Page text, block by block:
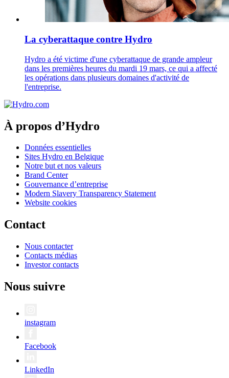
La cyberattaque contre Hydro
Hydro a été victime d'une cyberattaque de grande ampleur
dans les premières heures du mardi 19 mars, ce qui a affecté
les opérations dans plusieurs domaines d'activité de
l'entreprise.
À propos d’Hydro
Données essentielles
Sites Hydro en Belgique
Notre but et nos valeurs
Brand Center
Gouvernance d’entreprise
Modern Slavery Transparency Statement
Website cookies
Contact
Nous contacter
Contacts médias
Investor contacts
Nous suivre
instagram
Facebook
LinkedIn